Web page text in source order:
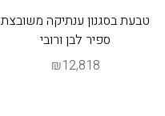
טבעת בסגנון ענתיקה משובצת
ספיר לבן ורובי
₪12,818